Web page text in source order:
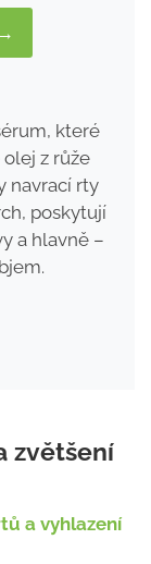
které
olej z růže
navrací rty
poskytují
a hlavně –
zvětšení
a vyhlazení